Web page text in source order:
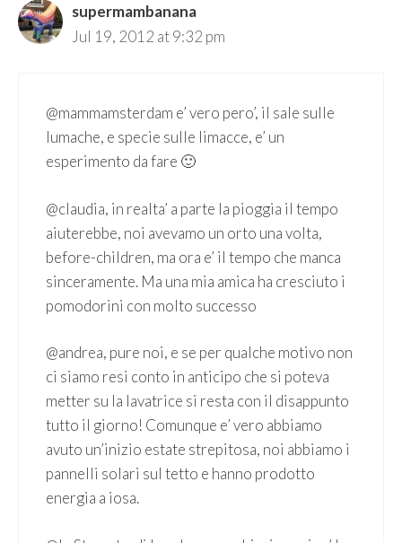
supermambanana
Jul 19, 2012 at 9:32 pm
@mammamsterdam e’ vero pero’, il sale sulle
lumache, e specie sulle limacce, e’ un
esperimento da fare 🙂
@claudia, in realta’ a parte la pioggia il tempo
aiuterebbe, noi avevamo un orto una volta,
before-children, ma ora e’ il tempo che manca
sinceramente. Ma una mia amica ha cresciuto i
pomodorini con molto successo
@andrea, pure noi, e se per qualche motivo non
ci siamo resi conto in anticipo che si poteva
metter su la lavatrice si resta con il disappunto
tutto il giorno! Comunque e’ vero abbiamo
avuto un’inizio estate strepitosa, noi abbiamo i
pannelli solari sul tetto e hanno prodotto
energia a iosa.